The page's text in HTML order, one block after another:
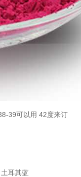
39可以用 42度来订
耳其蓝